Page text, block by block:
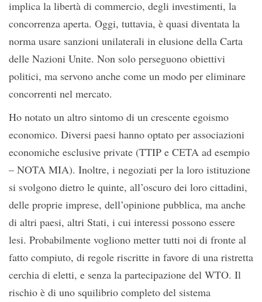
implica la libertà di commercio, degli investimenti, la
concorrenza aperta. Oggi, tuttavia, è quasi diventata la
norma usare sanzioni unilaterali in elusione della Carta
delle Nazioni Unite. Non solo perseguono obiettivi
politici, ma servono anche come un modo per eliminare
concorrenti nel mercato.
Ho notato un altro sintomo di un crescente egoismo
economico. Diversi paesi hanno optato per associazioni
economiche esclusive private (TTIP e CETA ad esempio
– NOTA MIA). Inoltre, i negoziati per la loro istituzione
si svolgono dietro le quinte, all’oscuro dei loro cittadini,
delle proprie imprese, dell’opinione pubblica, ma anche
di altri paesi, altri Stati, i cui interessi possono essere
lesi. Probabilmente vogliono metter tutti noi di fronte al
fatto compiuto, di regole riscritte in favore di una ristretta
cerchia di eletti, e senza la partecipazione del WTO. Il
rischio è di uno squilibrio completo del sistema